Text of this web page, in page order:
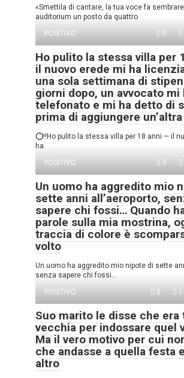
«Smettila di cantare, la tua voce fa
auditorium un posto da quattro
POSITIVO
0
Ho pulito la stessa villa per
il nuovo erede mi ha
una sola settimana di
giorni dopo, un avvocato mi
telefonato e mi ha detto di
prima di aggiungere
⭕‼️Ho pulito la stessa villa per 18 anni — il
ha
POSITIVO
0
Un uomo ha aggredito mio
sette anni all’aeroporto,
sapere chi fossi… Quando
parole sulla mia mostrina,
traccia di colore è
volto
Un uomo ha aggredito mio nipote di sette
senza sapere chi fossi…
POSITIVO
0
Suo marito le disse che era
vecchia per indossare quel
Ma il vero motivo per cui
che andasse a quella festa
altro